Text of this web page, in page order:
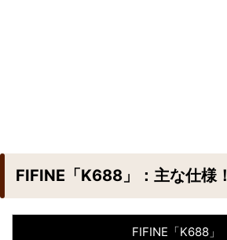
FIFINE「K688」：主な仕様！
FIFINE「K688」